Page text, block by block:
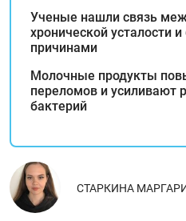
Ученые нашли связь
хронической усталости
причинами
Молочные продукты
переломов и усиливают
бактерий
СТАРКИНА